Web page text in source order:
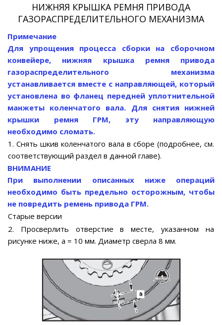
НИЖНЯЯ КРЫШКА РЕМНЯ ПРИВОДА
ГАЗОРАСПРЕДЕЛИТЕЛЬНОГО МЕХАНИЗМА
Примечание
Для упрощения процесса сборки на сборочном
конвейере, нижняя крышка ремня привода
газораспределительного механизма
устанавливается вместе с направляющей, который
установлена во фланец передней уплотнительной
манжеты коленчатого вала. Для снятия нижней
крышки ремня ГРМ, эту направляющую
необходимо сломать.
1. Снять шкив коленчатого вала в сборе (подробнее, см.
соответствующий раздел в данной главе).
ВНИМАНИЕ
При выполнении описанных ниже операций
необходимо быть предельно осторожным, чтобы
не повредить ремень привода ГРМ.
Старые версии
2. Просверлить отверстие в месте, указанном на
рисунке ниже, а = 10 мм. Диаметр сверла 8 мм.